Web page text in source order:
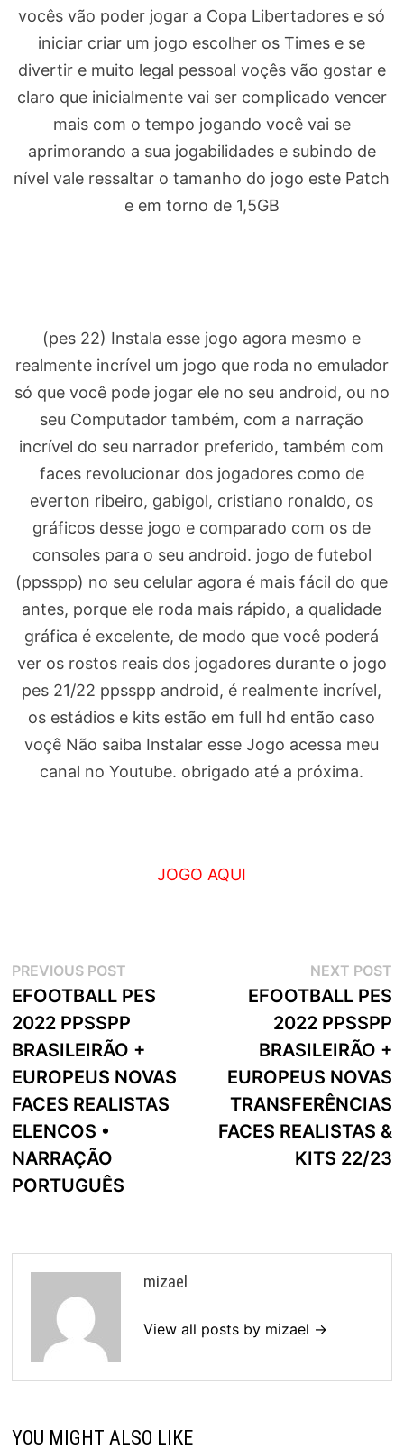
vocês vão poder jogar a Copa Libertadores e só
iniciar criar um jogo escolher os Times e se
divertir e muito legal pessoal voçês vão gostar e
claro que inicialmente vai ser complicado vencer
mais com o tempo jogando você vai se
aprimorando a sua jogabilidades e subindo de
nível vale ressaltar o tamanho do jogo este Patch
e em torno de 1,5GB
(pes 22) Instala esse jogo agora mesmo e
realmente incrível um jogo que roda no emulador
só que você pode jogar ele no seu android, ou no
seu Computador também, com a narração
incrível do seu narrador preferido, também com
faces revolucionar dos jogadores como de
everton ribeiro, gabigol, cristiano ronaldo, os
gráficos desse jogo e comparado com os de
consoles para o seu android. jogo de futebol
(ppsspp) no seu celular agora é mais fácil do que
antes, porque ele roda mais rápido, a qualidade
gráfica é excelente, de modo que você poderá
ver os rostos reais dos jogadores durante o jogo
pes 21/22 ppsspp android, é realmente incrível,
os estádios e kits estão em full hd então caso
voçê Não saiba Instalar esse Jogo acessa meu
canal no Youtube. obrigado até a próxima.
JOGO AQUI
Navegação
de
artigos
PREVIOUS POSTPrevious
post:
EFOOTBALL PES
2022 PPSSPP
BRASILEIRÃO +
EUROPEUS NOVAS
FACES REALISTAS
ELENCOS •
NARRAÇÃO
PORTUGUÊS
NEXT POST
EFOOTBALL PES
2022 PPSSPP
BRASILEIRÃO +
EUROPEUS NOVAS
TRANSFERÊNCIAS
FACES REALISTAS &
KITS 22/23
mizael
View all posts by mizael →
YOU MIGHT ALSO LIKE